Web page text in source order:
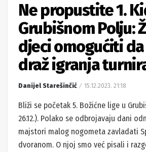
Ne propustite 1.
Grubišnom Polju:
djeci omogućiti
draž igranja
Danijel Starešinčić 15.12.2023. 21:18
Bliži se početak 5. Božićne lige u
26.12.). Polako se odbrojavaju dani
majstori malog nogometa zavladati
dvoranom. O njoj smo već pisali i